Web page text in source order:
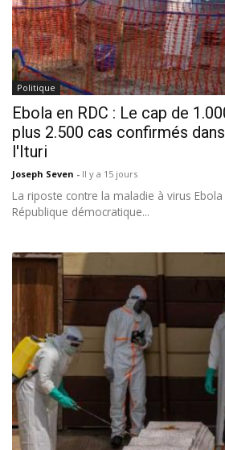
Politique
Ebola en RDC : Le cap de
plus 2.500 cas confirmés
l'Ituri
Joseph Seven - Il y a 15 jours
La riposte contre la maladie à virus
République démocratique...